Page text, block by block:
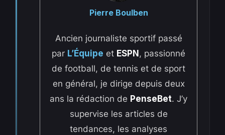
Pierre Boulben
Ancien journaliste sportif passé
par L’Équipe et ESPN , passionné
de football, de tennis et de sport
en général, je dirige depuis deux
ans la rédaction de PenseBet. J’y
supervise les articles de
tendances, les analyses